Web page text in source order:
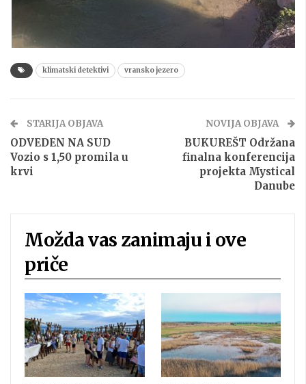
klimatski detektivi vransko jezero
STARIJA OBJAVA
ODVEDEN NA SUD
Vozio s 1,50 promila u
krvi
NOVIJA OBJAVA
BUKUREŠT Održana
finalna konferencija
projekta Mystical
Danube
Možda vas zanimaju i ove
priče